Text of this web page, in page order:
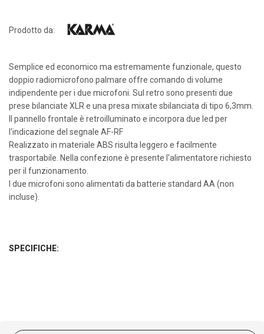
Prodotto da:
Semplice ed economico ma estremamente funzionale, questo
doppio radiomicrofono palmare offre comando di volume
indipendente per i due microfoni. Sul retro sono presenti due
prese bilanciate XLR e una presa mixate sbilanciata di tipo 6,3mm.
Il pannello frontale è retroilluminato e incorpora due led per
l'indicazione del segnale AF-RF
Realizzato in materiale ABS risulta leggero e facilmente
trasportabile. Nella confezione è presente l'alimentatore richiesto
per il funzionamento.
I due microfoni sono alimentati da batterie standard AA (non
incluse).
SPECIFICHE: